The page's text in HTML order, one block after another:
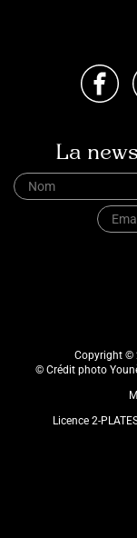
La
Copyright ©
© Crédit photo
Licence 2-